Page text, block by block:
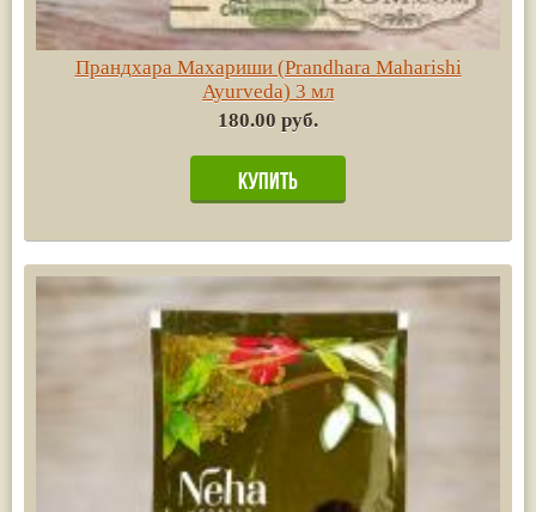
Прандхара Махариши (Prandhara Maharishi
Ayurvedа) 3 мл
180.00 руб.